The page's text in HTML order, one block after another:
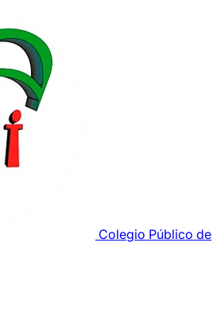
Colegio Público de